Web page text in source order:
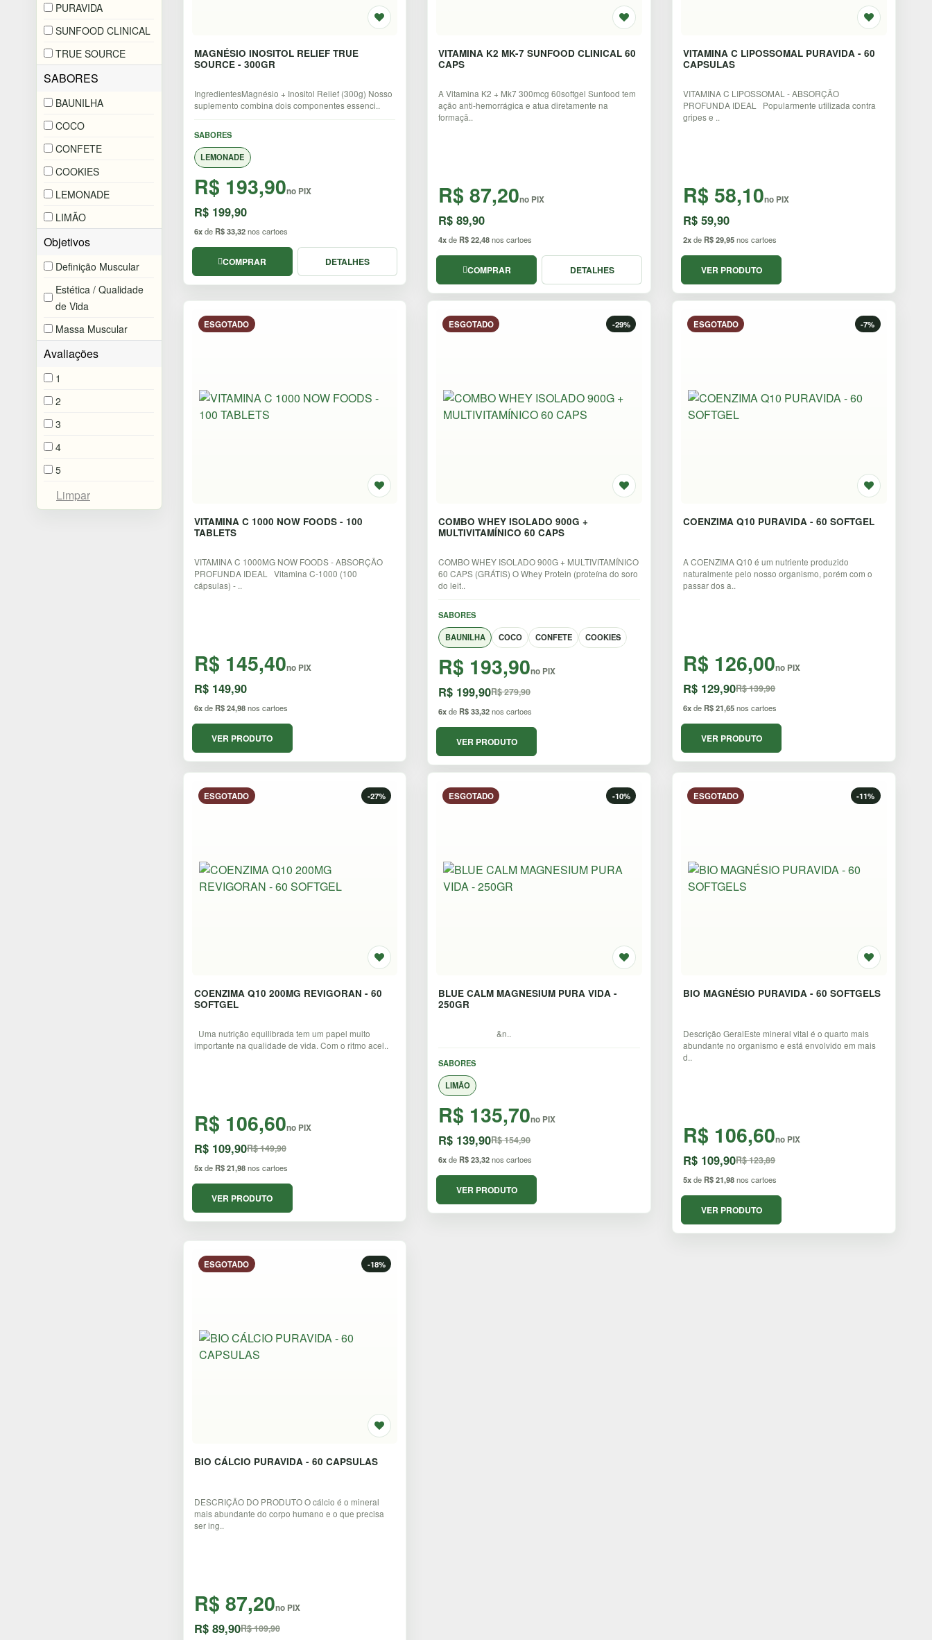
PURAVIDA
SUNFOOD CLINICAL
TRUE SOURCE
SABORES
BAUNILHA
COCO
CONFETE
COOKIES
LEMONADE
LIMÃO
Objetivos
Definição Muscular
Estética / Qualidade
de Vida
Massa Muscular
Avaliações
1
2
3
4
5
MAGNÉSIO INOSITOL RELIEF TRUE
SOURCE - 300GR
IngredientesMagnésio + Inositol Relief (300g) Nosso
suplemento combina dois componentes essenci..
SABORES
LEMONADE
R$ 193,90no PIX
R$ 199,90
6xde R$ 33,32nos cartoes
COMPRAR DETALHES
VITAMINA K2 MK-7 SUNFOOD CLINICAL 60
CAPS
A Vitamina K2 + Mk7 300mcg 60softgel Sunfood tem
ação anti-hemorrágica e atua diretamente na
formaçã..
R$ 87,20no PIX
R$ 89,90
4xde R$ 22,48nos cartoes
COMPRAR DETALHES
VITAMINA C LIPOSSOMAL PURAVIDA - 60
CAPSULAS
VITAMINA C LIPOSSOMAL - ABSORÇÃO
PROFUNDA IDEAL Popularmente utilizada contra
gripes e ..
R$ 58,10no PIX
R$ 59,90
2xde R$ 29,95nos cartoes
VER PRODUTO
ESGOTADO
VITAMINA C 1000 NOW FOODS - 100
TABLETS
VITAMINA C 1000MG NOW FOODS - ABSORÇÃO
PROFUNDA IDEAL Vitamina C-1000 (100
cápsulas) - ..
R$ 145,40no PIX
R$ 149,90
6xde R$ 24,98nos cartoes
VER PRODUTO
-29%
ESGOTADO
COMBO WHEY ISOLADO 900G +
MULTIVITAMÍNICO 60 CAPS
COMBO WHEY ISOLADO 900G + MULTIVITAMÍNICO
60 CAPS (GRÁTIS) O Whey Protein (proteína do soro
do leit..
SABORES
BAUNILHA
COCO CONFETE COOKIES
R$ 193,90no PIX
R$ 199,90R$ 279,90
6xde R$ 33,32nos cartoes
VER PRODUTO
-7%
ESGOTADO
COENZIMA Q10 PURAVIDA - 60 SOFTGEL
A COENZIMA Q10 é um nutriente produzido
naturalmente pelo nosso organismo, porém com o
passar dos a..
R$ 126,00no PIX
R$ 129,90R$ 139,90
6xde R$ 21,65nos cartoes
VER PRODUTO
-27%
ESGOTADO
COENZIMA Q10 200MG REVIGORAN - 60
SOFTGEL
Uma nutrição equilibrada tem um papel muito
importante na qualidade de vida. Com o ritmo acel..
R$ 106,60no PIX
R$ 109,90R$ 149,90
5xde R$ 21,98nos cartoes
VER PRODUTO
-10%
ESGOTADO
BLUE CALM MAGNESIUM PURA VIDA -
250GR
&n..
SABORES
LIMÃO
R$ 135,70no PIX
R$ 139,90R$ 154,90
6xde R$ 23,32nos cartoes
VER PRODUTO
-11%
ESGOTADO
BIO MAGNÉSIO PURAVIDA - 60 SOFTGELS
Descrição GeralEste mineral vital é o quarto mais
abundante no organismo e está envolvido em mais
d..
R$ 106,60no PIX
R$ 109,90R$ 123,89
5xde R$ 21,98nos cartoes
VER PRODUTO
-18%
ESGOTADO
BIO CÁLCIO PURAVIDA - 60 CAPSULAS
DESCRIÇÃO DO PRODUTO O cálcio é o mineral
mais abundante do corpo humano e o que precisa
ser ing..
R$ 87,20no PIX
R$ 89,90R$ 109,90